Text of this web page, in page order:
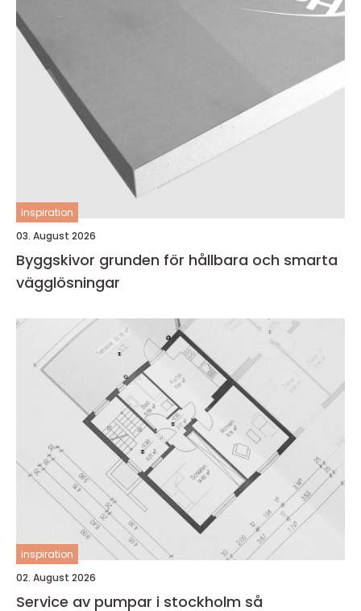
inspiration
03. August 2026
Byggskivor grunden för hållbara och smarta
vägglösningar
inspiration
02. August 2026
Service av pumpar i stockholm så